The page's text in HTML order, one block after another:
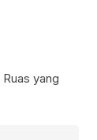
Ruas yang